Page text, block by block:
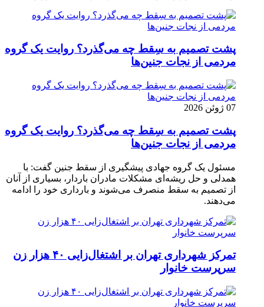
پشت تصمیم به سِقط چه می‌گذرد؟ روایت یک گروه
مردمی از نجات جنین‌ها
07 ژوئن 2026
پشت تصمیم به سِقط چه می‌گذرد؟ روایت یک گروه
مردمی از نجات جنین‌ها
مسئول یک گروه جهادی پیشگیری از سقط جنین گفت: با
همدلی و حل ریشه‌ای مشکلات مادران باردار، بسیاری از آنان
از تصمیم به سقط منصرف می‌شوند و بارداری خود را ادامه
می‌دهند.
تمرکز شهرداری تهران بر اشتغال‌زایی ۴۰ هزار زن
سرپرست خانوار